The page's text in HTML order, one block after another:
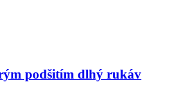
podšitím dlhý rukáv